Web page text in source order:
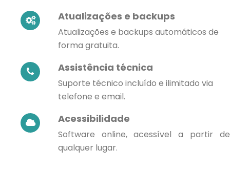
Atualizações e backups
Atualizações e backups automáticos de
forma gratuita.
Assistência técnica
Suporte técnico incluído e ilimitado via
telefone e email.
Acessibilidade
Software online, acessível a partir de
qualquer lugar.